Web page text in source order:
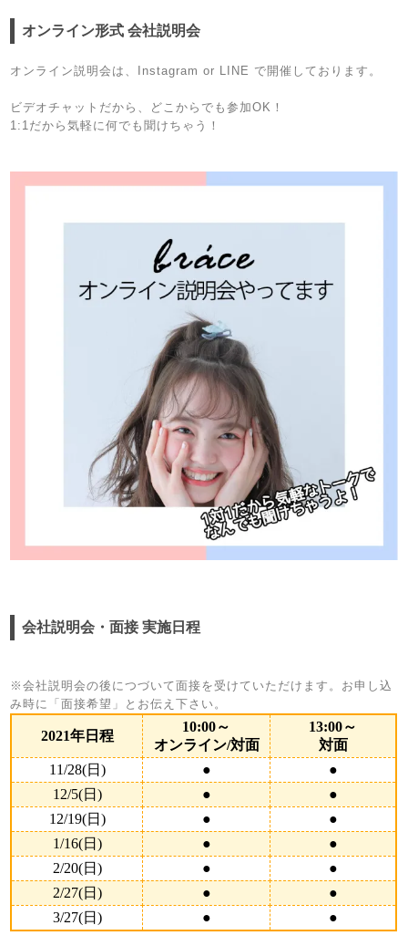
オンライン形式 会社説明会
オンライン説明会は、Instagram or LINE で開催しております。
ビデオチャットだから、どこからでも参加OK！
1:1だから気軽に何でも聞けちゃう！
会社説明会・面接 実施日程
※会社説明会の後につづいて面接を受けていただけます。お申し込
み時に「面接希望」とお伝え下さい。
2021年日程
10:00～
オンライン/対面
13:00～
対面
11/28(日)
●
●
12/5(日)
●
●
12/19(日)
●
●
1/16(日)
●
●
2/20(日)
●
●
2/27(日)
●
●
3/27(日)
● ●